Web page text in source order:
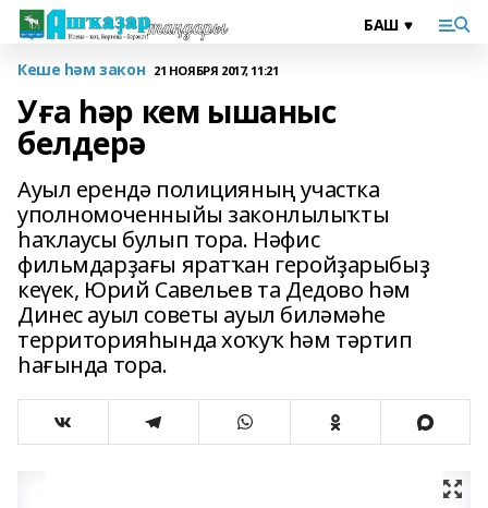
Кеше һәм закон 21 НОЯБРЯ 2017, 11:21
Уға һәр кем ышаныс
белдерә
Ауыл ерендә полицияның участка
уполномоченныйы законлылыҡты
һаҡлаусы булып тора. Нәфис
фильмдарҙағы яратҡан геройҙарыбыҙ
кеүек, Юрий Савельев та Дедово һәм
Динес ауыл советы ауыл биләмәһе
территорияһында хоҡуҡ һәм тәртип
һағында тора.